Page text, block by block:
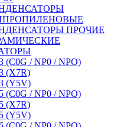
ПРОЧИЕ
(C0G / NP0 / NPO)
(X7R)
(Y5V)
(C0G / NP0 / NPO)
(X7R)
(Y5V)